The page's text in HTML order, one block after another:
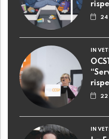
24
IN
22
IN